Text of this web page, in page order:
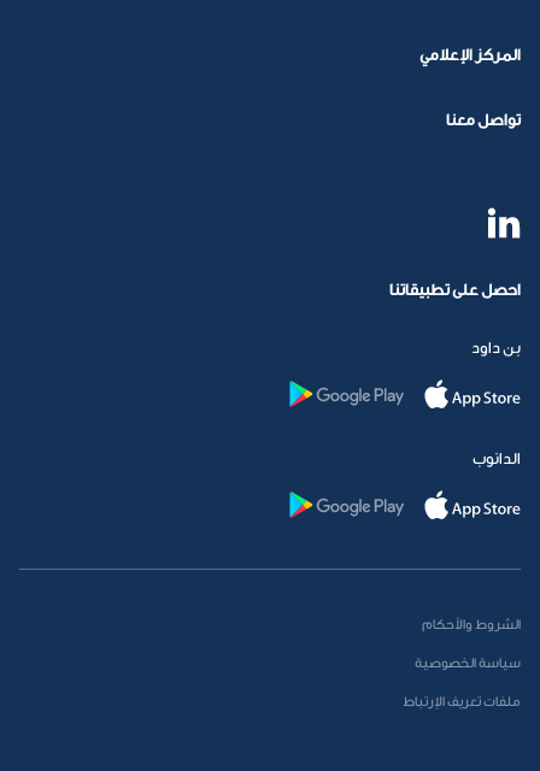
المركز الإعلامي
تواصل معنا
احصل على تطبيقاتنا
بن داود
الدانوب
الشروط والأحكام
سياسة الخصوصية
ملفات تعريف الإرتباط